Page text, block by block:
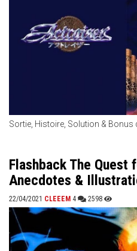
Sortie, Histoire, Solution &
Flashback The
Anecdotes &
22/04/2021 CLEEEM 4 2598